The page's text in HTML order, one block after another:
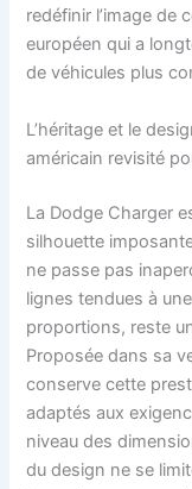
redéfinir l’image de
européen qui a
de véhicules plus
L’héritage et le
américain revisité
La Dodge Charger
silhouette
ne passe pas
lignes tendues à
proportions, reste
Proposée dans sa
conserve cette
adaptés aux
niveau des
du design ne se